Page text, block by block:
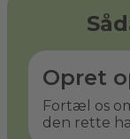
Opret
Fortæl os
den rette